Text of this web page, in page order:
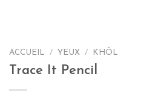
ACCUEIL / YEUX / KHÔL
Trace It Pencil